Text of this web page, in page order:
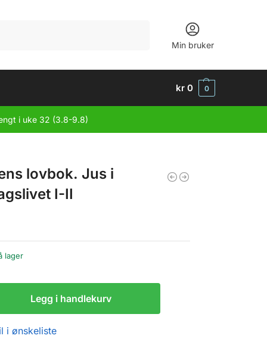
Min bruker
kr 0 0
i uke 32 (3.8-9.8)
lovbok. Jus i
I-II
lager
Legg i handlekurv
i ønskeliste